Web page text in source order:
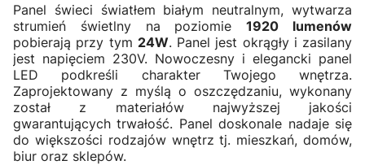
Panel świeci światłem białym neutralnym, wytwarza
strumień świetlny na poziomie1920 lumenów
pobierają przy tym 24W. Panel jest okrągły i zasilany
jest napięciem 230V. Nowoczesny i elegancki panel
LED podkreśli charakter Twojego wnętrza.
Zaprojektowany z myślą o oszczędzaniu, wykonany
został z materiałów najwyższej jakości
gwarantujących trwałość. Panel doskonale nadaje się
do większości rodzajów wnętrz tj. mieszkań, domów,
biur oraz sklepów.